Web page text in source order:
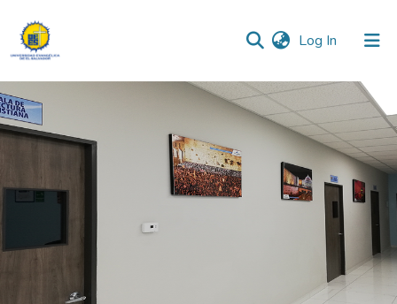
Log In (current)
Communities & Collections
All of DSpace